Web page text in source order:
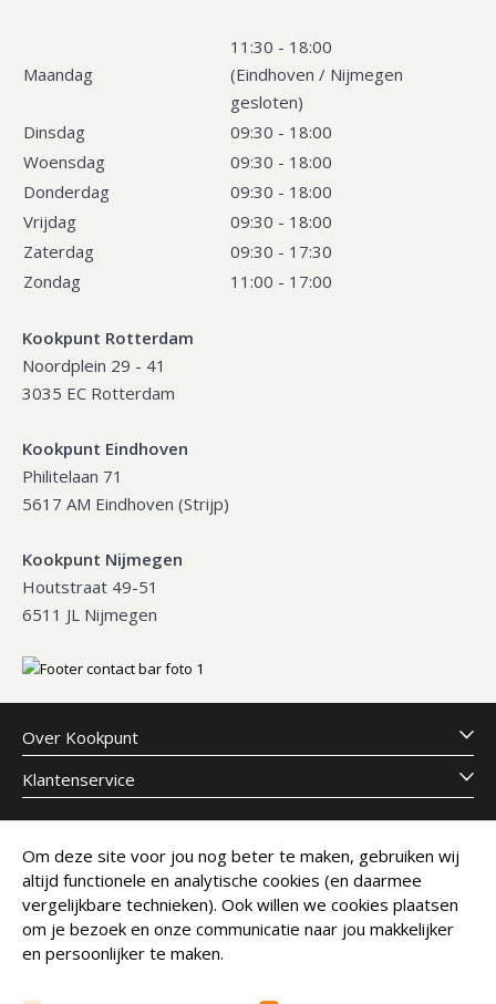
Maandag
11:30 - 18:00
(Eindhoven / Nijmegen
gesloten)
Dinsdag
09:30 - 18:00
Woensdag
09:30 - 18:00
Donderdag
09:30 - 18:00
Vrijdag
09:30 - 18:00
Zaterdag
09:30 - 17:30
Zondag
11:00 - 17:00
Kookpunt Rotterdam
Noordplein 29 - 41
3035 EC Rotterdam
Kookpunt Eindhoven
Philitelaan 71
5617 AM Eindhoven (Strijp)
Kookpunt Nijmegen
Houtstraat 49-51
6511 JL Nijmegen
Over Kookpunt
Klantenservice
Meld je aan voor onze nieuwsbrief
E-mailadres
Abonneer
Om deze site voor jou nog beter te maken, gebruiken wij
altijd functionele en analytische cookies (en daarmee
vergelijkbare technieken). Ook willen we cookies plaatsen
om je bezoek en onze communicatie naar jou makkelijker
en persoonlijker te maken.